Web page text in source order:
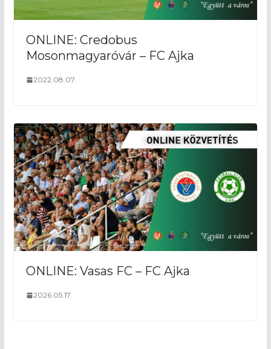
ONLINE: Credobus
Mosonmagyaróvár – FC Ajka
2022.08.07.
ONLINE: Vasas FC – FC Ajka
2026.05.17.